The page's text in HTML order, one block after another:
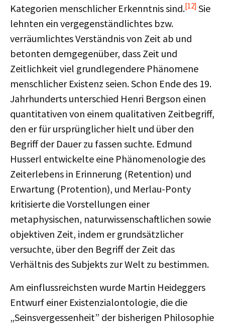
Kategorien menschlicher Erkenntnis sind.[12] Sie
lehnten ein vergegenständlichtes bzw.
verräumlichtes Verständnis von Zeit ab und
betonten demgegenüber, dass Zeit und
Zeitlichkeit viel grundlegendere Phänomene
menschlicher Existenz seien. Schon Ende des 19.
Jahrhunderts unterschied Henri Bergson einen
quantitativen von einem qualitativen Zeitbegriff,
den er für ursprünglicher hielt und über den
Begriff der Dauer zu fassen suchte. Edmund
Husserl entwickelte eine Phänomenologie des
Zeiterlebens in Erinnerung (Retention) und
Erwartung (Protention), und Merlau-Ponty
kritisierte die Vorstellungen einer
metaphysischen, naturwissenschaftlichen sowie
objektiven Zeit, indem er grundsätzlicher
versuchte, über den Begriff der Zeit das
Verhältnis des Subjekts zur Welt zu bestimmen.
Am einflussreichsten wurde Martin Heideggers
Entwurf einer Existenzialontologie, die die
„Seinsvergessenheit” der bisherigen Philosophie